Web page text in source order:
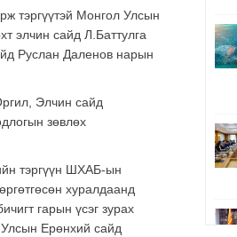
тэргүүтэй Монгол Улсын
элчин сайд Л.Баттулга
Руслан Даленов нарын
Элчин сайд
зөвлөх
тэргүүн ШХАБ-ын
хуралдаанд
гарын үсэг зурах
Ерөнхий сайд